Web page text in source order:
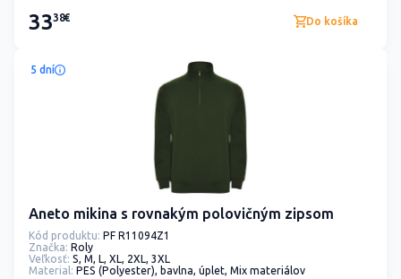
3338€ Do košíka
5 dní
Aneto mikina s rovnakým polovičným zipsom
Kód produktu: PF R11094Z1
Značka: Roly
Veľkosť: S, M, L, XL, 2XL, 3XL
Material: PES (Polyester), bavlna, úplet, Mix materiálov